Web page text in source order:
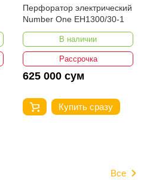
Перфоратор электрический
Number One EH1300/30-1
В наличии
Рассрочка
625 000 сум
Купить сразу
Все